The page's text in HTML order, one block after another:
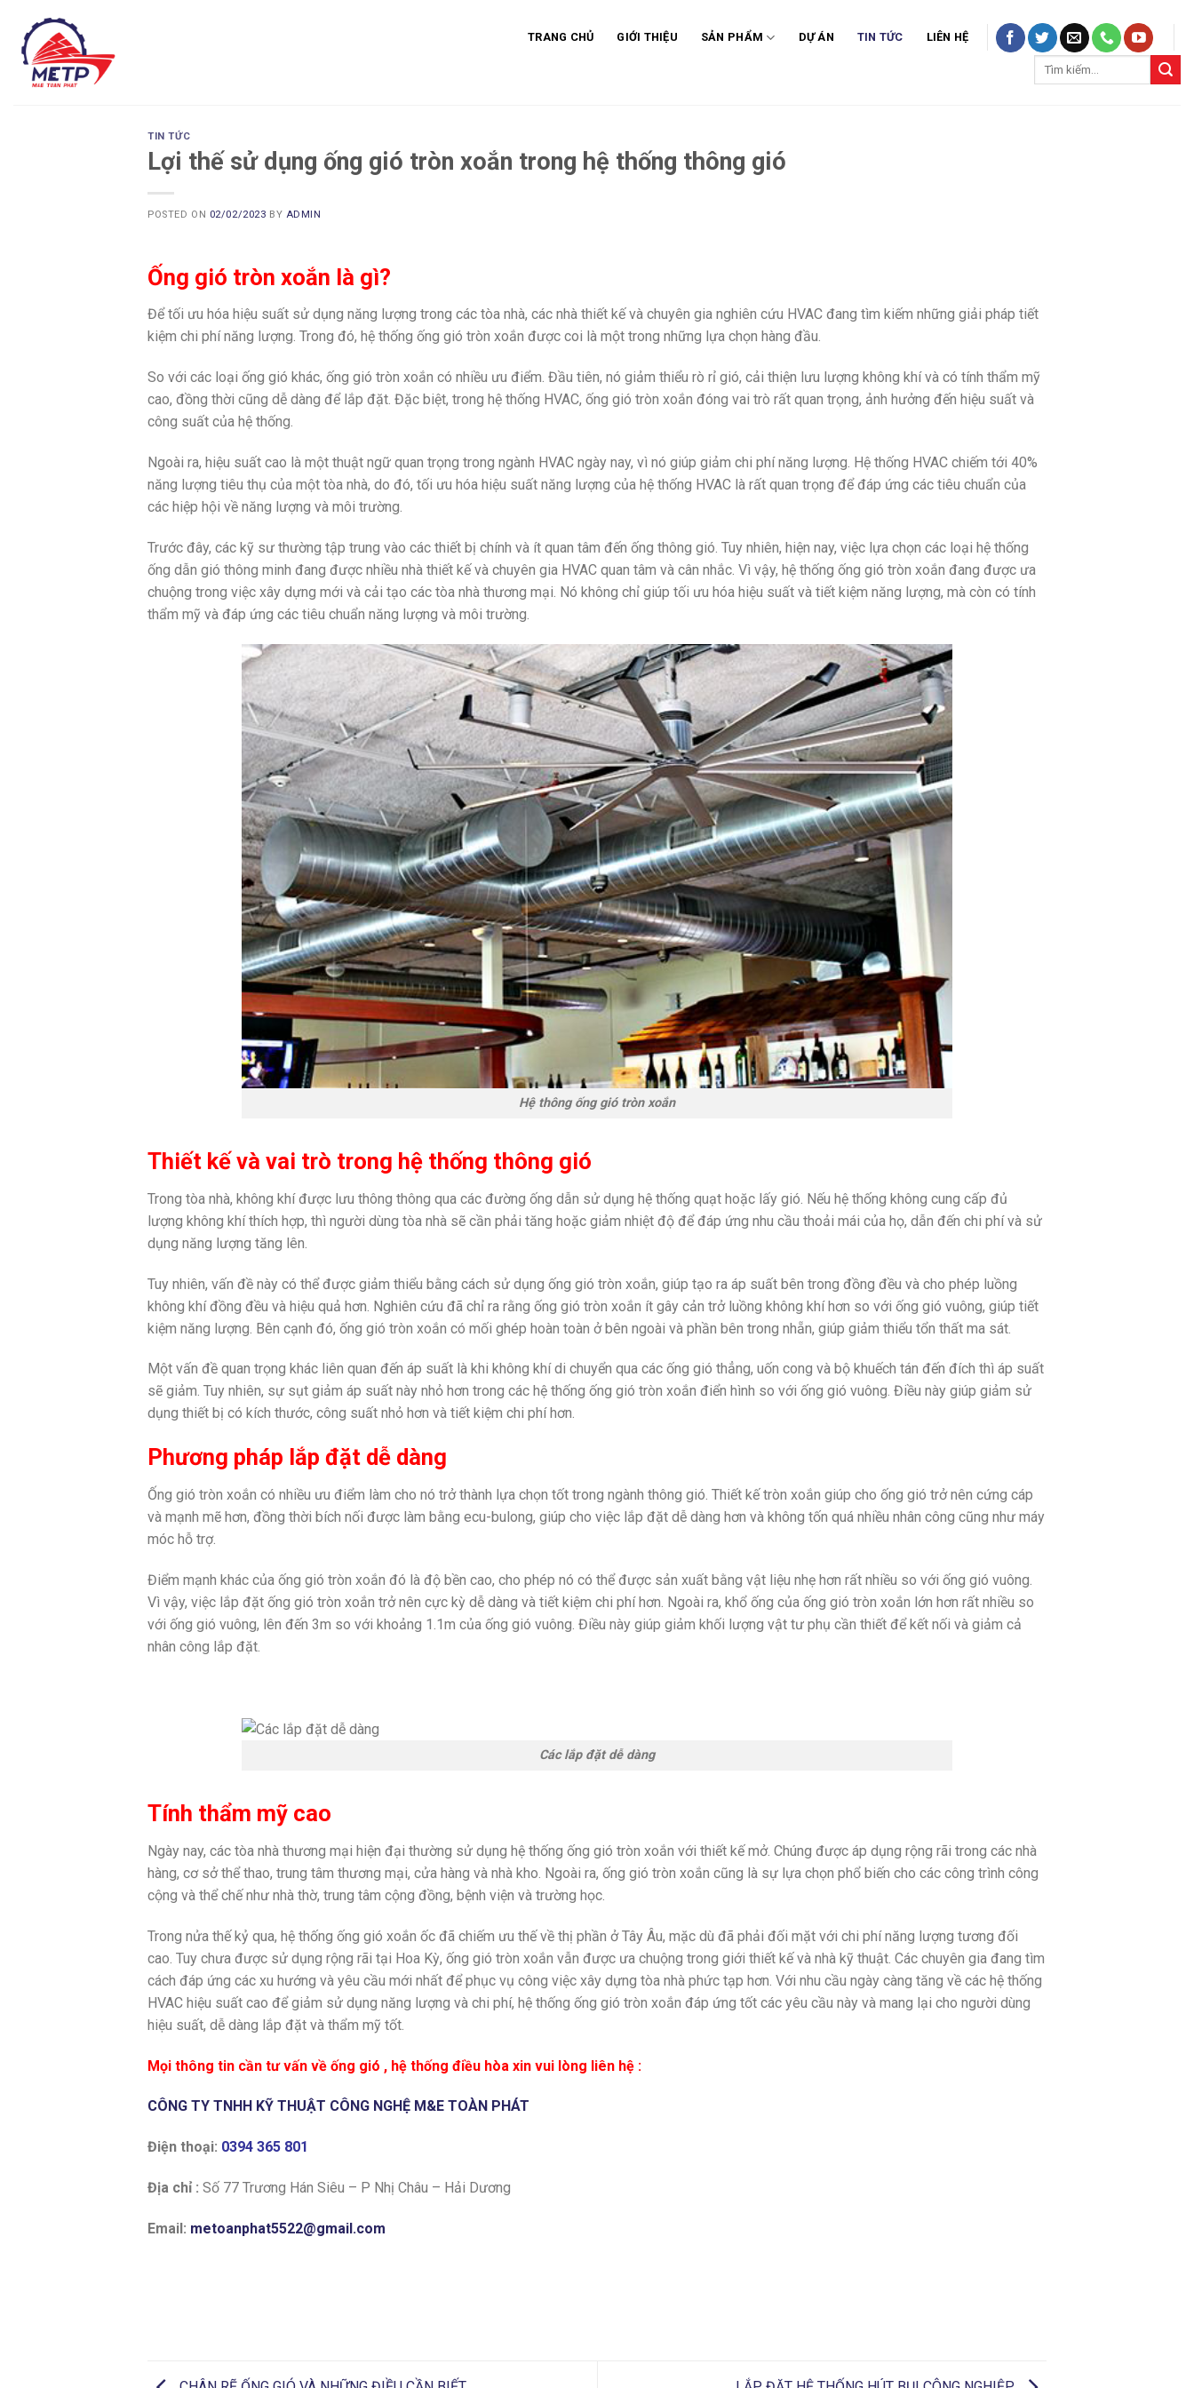
content
TRANG CHỦ GIỚI THIỆU SẢN PHẨM DỰ ÁN TIN TỨC LIÊN HỆ
Tìm
TIN TỨC
Lợi thế sử dụng ống gió tròn xoắn trong hệ thống thông gió
POSTED ON 02/02/2023 BY ADMIN
Ống gió tròn xoắn là gì?
Để tối ưu hóa hiệu suất sử dụng năng lượng trong các tòa nhà, các nhà thiết kế và chuyên gia nghiên cứu HVAC đang tìm kiếm những giải pháp tiết
kiệm chi phí năng lượng. Trong đó, hệ thống ống gió tròn xoắn được coi là một trong những lựa chọn hàng đầu.
So với các loại ống gió khác, ống gió tròn xoắn có nhiều ưu điểm. Đầu tiên, nó giảm thiểu rò rỉ gió, cải thiện lưu lượng không khí và có tính thẩm mỹ
cao, đồng thời cũng dễ dàng để lắp đặt. Đặc biệt, trong hệ thống HVAC, ống gió tròn xoắn đóng vai trò rất quan trọng, ảnh hưởng đến hiệu suất và
công suất của hệ thống.
Ngoài ra, hiệu suất cao là một thuật ngữ quan trọng trong ngành HVAC ngày nay, vì nó giúp giảm chi phí năng lượng. Hệ thống HVAC chiếm tới 40%
năng lượng tiêu thụ của một tòa nhà, do đó, tối ưu hóa hiệu suất năng lượng của hệ thống HVAC là rất quan trọng để đáp ứng các tiêu chuẩn của
các hiệp hội về năng lượng và môi trường.
Trước đây, các kỹ sư thường tập trung vào các thiết bị chính và ít quan tâm đến ống thông gió. Tuy nhiên, hiện nay, việc lựa chọn các loại hệ thống
ống dẫn gió thông minh đang được nhiều nhà thiết kế và chuyên gia HVAC quan tâm và cân nhắc. Vì vậy, hệ thống ống gió tròn xoắn đang được ưa
chuộng trong việc xây dựng mới và cải tạo các tòa nhà thương mại. Nó không chỉ giúp tối ưu hóa hiệu suất và tiết kiệm năng lượng, mà còn có tính
thẩm mỹ và đáp ứng các tiêu chuẩn năng lượng và môi trường.
Hệ thông ống gió tròn xoắn
Thiết kế và vai trò trong hệ thống thông gió
Trong tòa nhà, không khí được lưu thông thông qua các đường ống dẫn sử dụng hệ thống quạt hoặc lấy gió. Nếu hệ thống không cung cấp đủ
lượng không khí thích hợp, thì người dùng tòa nhà sẽ cần phải tăng hoặc giảm nhiệt độ để đáp ứng nhu cầu thoải mái của họ, dẫn đến chi phí và sử
dụng năng lượng tăng lên.
Tuy nhiên, vấn đề này có thể được giảm thiểu bằng cách sử dụng ống gió tròn xoắn, giúp tạo ra áp suất bên trong đồng đều và cho phép luồng
không khí đồng đều và hiệu quả hơn. Nghiên cứu đã chỉ ra rằng ống gió tròn xoắn ít gây cản trở luồng không khí hơn so với ống gió vuông, giúp tiết
kiệm năng lượng. Bên cạnh đó, ống gió tròn xoắn có mối ghép hoàn toàn ở bên ngoài và phần bên trong nhẵn, giúp giảm thiểu tổn thất ma sát.
Một vấn đề quan trọng khác liên quan đến áp suất là khi không khí di chuyển qua các ống gió thẳng, uốn cong và bộ khuếch tán đến đích thì áp suất
sẽ giảm. Tuy nhiên, sự sụt giảm áp suất này nhỏ hơn trong các hệ thống ống gió tròn xoắn điển hình so với ống gió vuông. Điều này giúp giảm sử
dụng thiết bị có kích thước, công suất nhỏ hơn và tiết kiệm chi phí hơn.
Phương pháp lắp đặt dễ dàng
Ống gió tròn xoắn có nhiều ưu điểm làm cho nó trở thành lựa chọn tốt trong ngành thông gió. Thiết kế tròn xoắn giúp cho ống gió trở nên cứng cáp
và mạnh mẽ hơn, đồng thời bích nối được làm bằng ecu-bulong, giúp cho việc lắp đặt dễ dàng hơn và không tốn quá nhiều nhân công cũng như máy
móc hỗ trợ.
Điểm mạnh khác của ống gió tròn xoắn đó là độ bền cao, cho phép nó có thể được sản xuất bằng vật liệu nhẹ hơn rất nhiều so với ống gió vuông.
Vì vậy, việc lắp đặt ống gió tròn xoắn trở nên cực kỳ dễ dàng và tiết kiệm chi phí hơn. Ngoài ra, khổ ống của ống gió tròn xoắn lớn hơn rất nhiều so
với ống gió vuông, lên đến 3m so với khoảng 1.1m của ống gió vuông. Điều này giúp giảm khối lượng vật tư phụ cần thiết để kết nối và giảm cả
nhân công lắp đặt.
Các lắp đặt dễ dàng
Tính thẩm mỹ cao
Ngày nay, các tòa nhà thương mại hiện đại thường sử dụng hệ thống ống gió tròn xoắn với thiết kế mở. Chúng được áp dụng rộng rãi trong các nhà
hàng, cơ sở thể thao, trung tâm thương mại, cửa hàng và nhà kho. Ngoài ra, ống gió tròn xoắn cũng là sự lựa chọn phổ biến cho các công trình công
cộng và thể chế như nhà thờ, trung tâm cộng đồng, bệnh viện và trường học.
Trong nửa thế kỷ qua, hệ thống ống gió xoắn ốc đã chiếm ưu thế về thị phần ở Tây Âu, mặc dù đã phải đối mặt với chi phí năng lượng tương đối
cao. Tuy chưa được sử dụng rộng rãi tại Hoa Kỳ, ống gió tròn xoắn vẫn được ưa chuộng trong giới thiết kế và nhà kỹ thuật. Các chuyên gia đang tìm
cách đáp ứng các xu hướng và yêu cầu mới nhất để phục vụ công việc xây dựng tòa nhà phức tạp hơn. Với nhu cầu ngày càng tăng về các hệ thống
HVAC hiệu suất cao để giảm sử dụng năng lượng và chi phí, hệ thống ống gió tròn xoắn đáp ứng tốt các yêu cầu này và mang lại cho người dùng
hiệu suất, dễ dàng lắp đặt và thẩm mỹ tốt.
Mọi thông tin cần tư vấn về ống gió , hệ thống điều hòa xin vui lòng liên hệ :
CÔNG TY TNHH KỸ THUẬT CÔNG NGHỆ M&E TOÀN PHÁT
Điện thoại: 0394 365 801
Địa chỉ : Số 77 Trương Hán Siêu – P Nhị Châu – Hải Dương
Email: metoanphat5522@gmail.com